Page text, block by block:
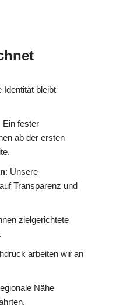
Identität bleibt
Ein fester
ab der ersten
: Unsere
Transparenz und
zielgerichtete
arbeiten wir an
Nähe